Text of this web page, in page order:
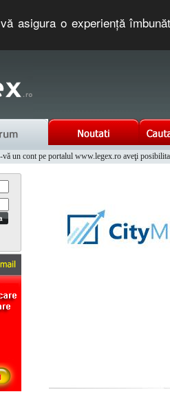
asigura o experienţă
- Managementul Integrat al Parcului Auto